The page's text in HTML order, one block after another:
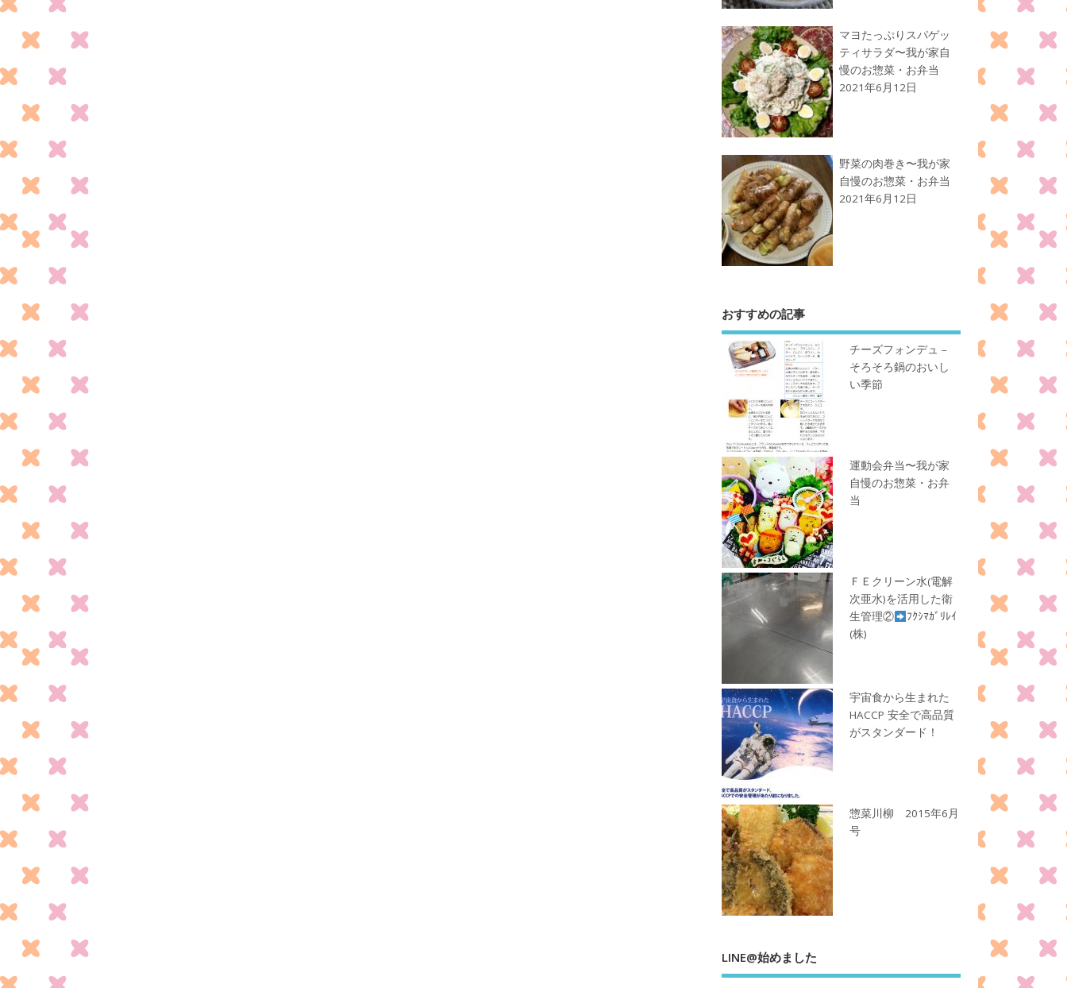
マヨたっぷりスパゲッ
ティサラダ〜我が家自
慢のお惣菜・お弁当
2021年6月12日
野菜の肉巻き〜我が家
自慢のお惣菜・お弁当
2021年6月12日
おすすめの記事
チーズフォンデュ –
そろそろ鍋のおいし
い季節
運動会弁当〜我が家
自慢のお惣菜・お弁
当
ＦＥクリーン水(電解
次亜水)を活用した衛
生管理②
ﾌｸｼﾏｶﾞﾘﾚｲ
(株)
宇宙食から生まれた
HACCP 安全で高品質
がスタンダード！
惣菜川柳 2015年6月
号
LINE@始めました